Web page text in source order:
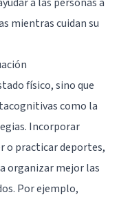
mientras cuidan su
físico, sino que
como la
Incorporar
o practicar deportes,
organizar mejor las
Por ejemplo,